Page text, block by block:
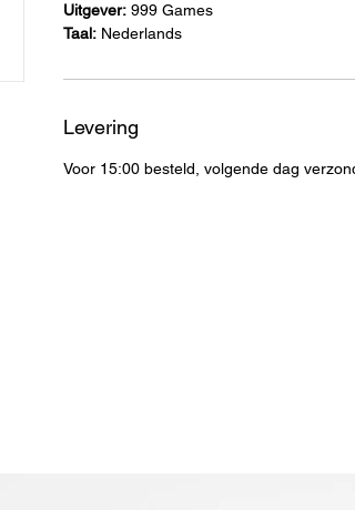
Uitgever: 999 Games
Taal: Nederlands
Levering
Voor 15:00 besteld, volgende dag